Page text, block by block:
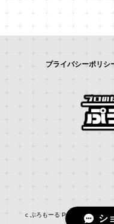
プライバシーポリシ
c ぷろもーる ProMALL：総合通
シ